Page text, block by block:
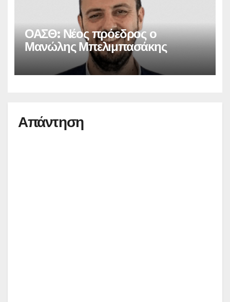
ΟΑΣΘ: Νέος πρόεδρος ο
Μανώλης Μπελιμπασάκης
Απάντηση